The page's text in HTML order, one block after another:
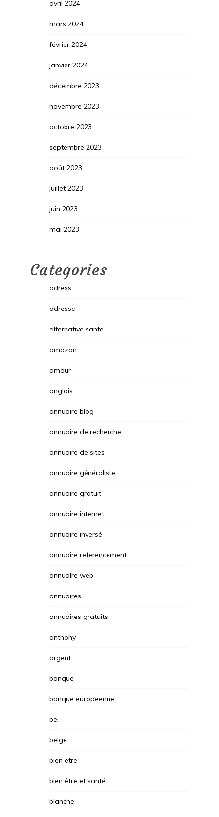
avril 2024
mars 2024
février 2024
janvier 2024
décembre 2023
novembre 2023
octobre 2023
septembre 2023
août 2023
juillet 2023
juin 2023
mai 2023
Categories
adress
adresse
alternative sante
amazon
amour
anglais
annuaire blog
annuaire de recherche
annuaire de sites
annuaire généraliste
annuaire gratuit
annuaire internet
annuaire inversé
annuaire referencement
annuaire web
annuaires
annuaires gratuits
anthony
argent
banque
banque europeenne
bei
belge
bien etre
bien être et santé
blanche